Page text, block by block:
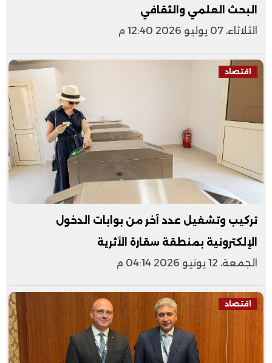
البحث العلمي والثقافي
الثلاثاء، 07 يوليو 2026 12:40 م
اقتصاد
تركيب وتشغيل عدد آخر من بوابات الدخول
الإلكترونية بمنطقة سقارة الأثرية
الجمعة، 12 يونيو 2026 04:14 م
اقتصاد